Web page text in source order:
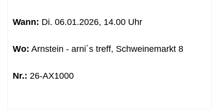
werden.
Wann: Di. 06.01.2026, 14.00 Uhr
Wo: Arnstein - arni´s treff, Schweinemarkt 8
Nr.: 26-AX1000